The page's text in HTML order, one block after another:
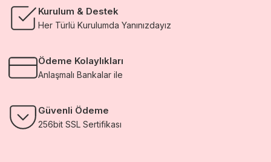
Kurulum & Destek
Her Türlü Kurulumda Yanınızdayız
Ödeme Kolaylıkları
Anlaşmalı Bankalar ile
Güvenli Ödeme
256bit SSL Sertifikası